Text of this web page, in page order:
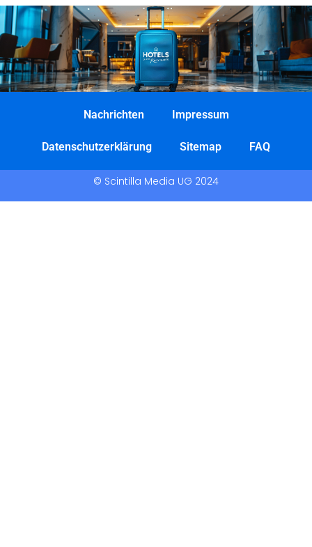
Nachrichten Impressum
Datenschutzerklärung Sitemap FAQ
© Scintilla Media UG 2024